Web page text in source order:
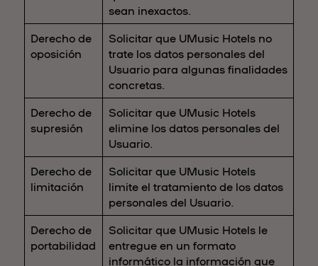
sean inexactos.
Derecho de
oposición
Solicitar que UMusic Hotels no
trate los datos personales del
Usuario para algunas finalidades
concretas.
Derecho de
supresión
Solicitar que UMusic Hotels
elimine los datos personales del
Usuario.
Derecho de
limitación
Solicitar que UMusic Hotels
limite el tratamiento de los datos
personales del Usuario.
Derecho de
portabilidad
Solicitar que UMusic Hotels le
entregue en un formato
informático la información que